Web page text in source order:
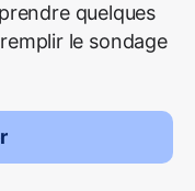
quelques
le sondage